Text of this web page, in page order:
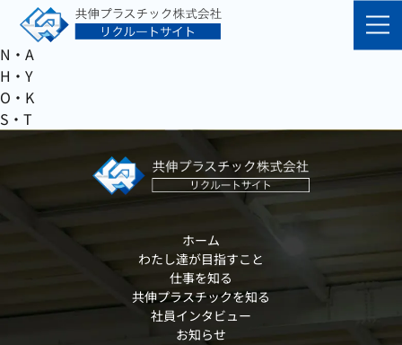
K・M
S・R
N・A
H・Y
O・K
S・T
ホーム
わたし達が目指すこと
仕事を知る
共伸プラスチックを知る
社員インタビュー
お知らせ